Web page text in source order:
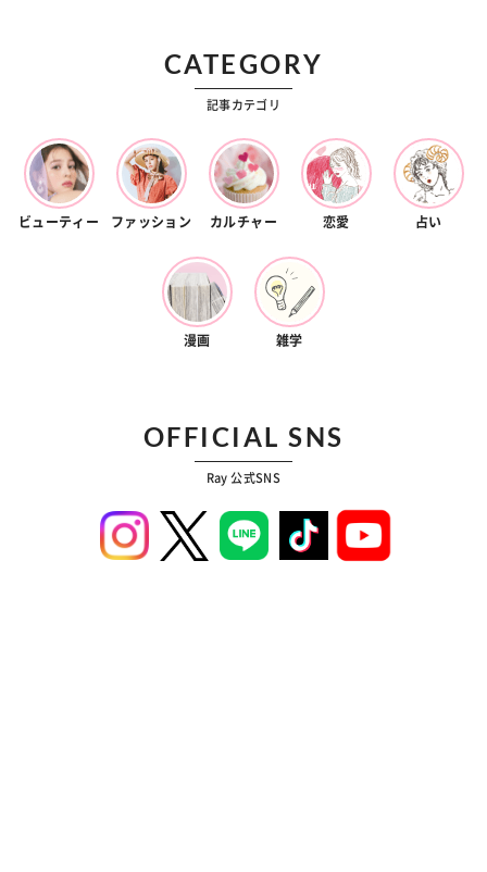
CATEGORY
記事カテゴリ
ビューティー ファッション カルチャー 恋愛 占い
漫画 雑学
OFFICIAL SNS
Ray 公式SNS